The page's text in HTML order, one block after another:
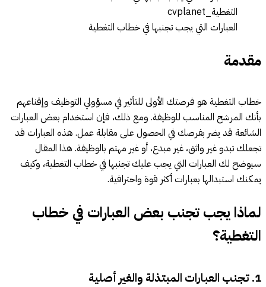
العبارات التي يجب تجنبها في خطاب التغطية
مقدمة
خطاب التغطية هو فرصتك الأولى للتأثير في مسؤولي التوظيف وإقناعهم
بأنك المرشح المناسب للوظيفة. ومع ذلك، فإن استخدام بعض العبارات
الشائعة قد يضر بفرصك في الحصول على مقابلة عمل. هذه العبارات قد
تجعلك تبدو غير واثق، غير مبدع، أو غير مهتم بالوظيفة. هذا المقال
سيوضح لك العبارات التي يجب عليك تجنبها في خطاب التغطية، وكيف
يمكنك استبدالها بعبارات أكثر قوة واحترافية.
لماذا يجب تجنب بعض العبارات في خطاب
التغطية؟
1. تجنب العبارات المبتذلة والغير أصلية